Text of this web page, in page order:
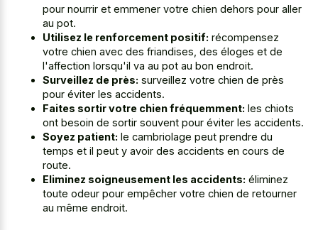
pour nourrir et emmener votre chien dehors pour aller
au pot.
Utilisez le renforcement positif: récompensez
votre chien avec des friandises, des éloges et de
l'affection lorsqu'il va au pot au bon endroit.
Surveillez de près: surveillez votre chien de près
pour éviter les accidents.
Faites sortir votre chien fréquemment: les chiots
ont besoin de sortir souvent pour éviter les accidents.
Soyez patient: le cambriolage peut prendre du
temps et il peut y avoir des accidents en cours de
route.
Eliminez soigneusement les accidents: éliminez
toute odeur pour empêcher votre chien de retourner
au même endroit.